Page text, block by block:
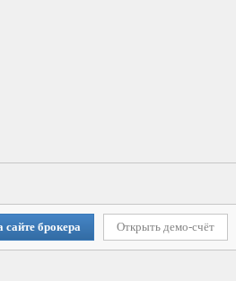
брокера Открыть демо-счёт